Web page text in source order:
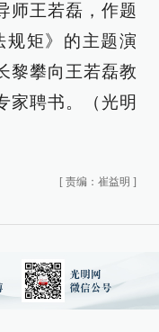
师王若磊，作题
规矩》的主题演
黎攀向王若磊教
家聘书。（光明
[ 责编：崔益明 ]